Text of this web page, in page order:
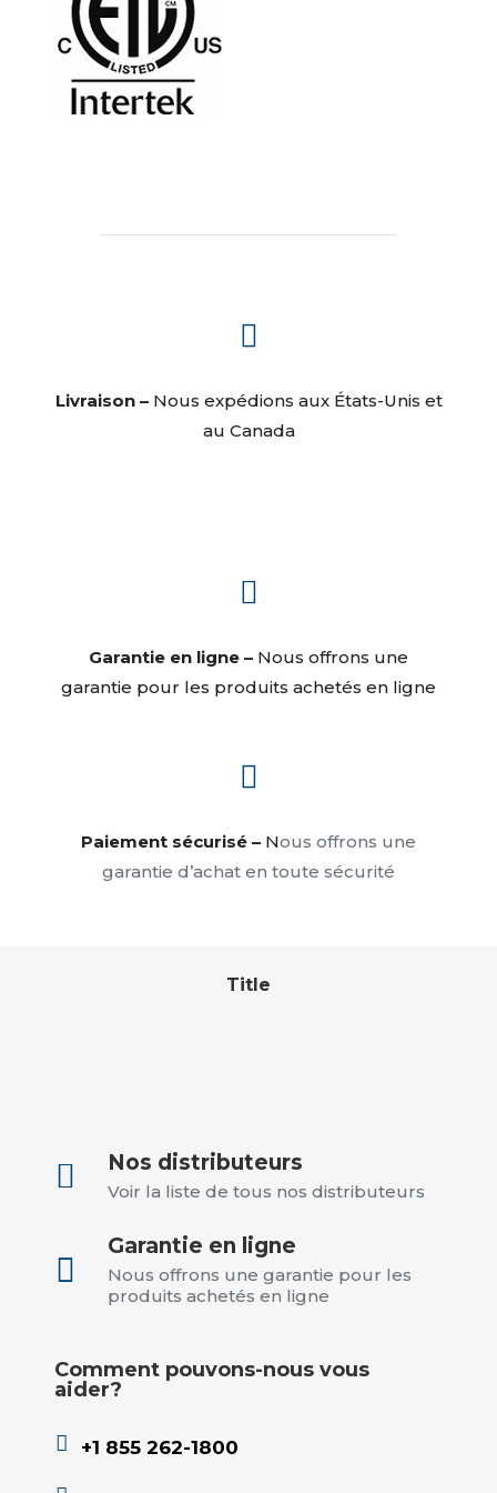

Livraison –Nous expédions aux États-Unis et
au Canada

Garantie en ligne – Nous offrons une
garantie pour les produits achetés en ligne

Paiement sécurisé – Nous offrons une
garantie d’achat en toute sécurité
Title
 Nos distributeurs
Voir la liste de tous nos distributeurs

Garantie en ligne
Nous offrons une garantie pour les
produits achetés en ligne
Comment pouvons-nous vous
aider?
 +1 855 262-1800